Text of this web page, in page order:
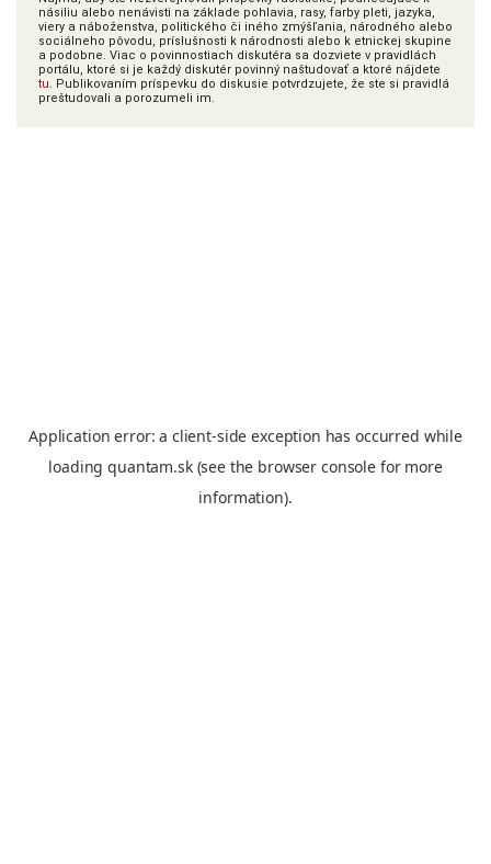
násiliu alebo nenávisti na základe pohlavia, rasy, farby pleti, jazyka,
viery a náboženstva, politického či iného zmýšľania, národného alebo
sociálneho pôvodu, príslušnosti k národnosti alebo k etnickej skupine
a podobne. Viac o povinnostiach diskutéra sa dozviete v pravidlách
portálu, ktoré si je každý diskutér povinný naštudovať a ktoré nájdete
tu. Publikovaním príspevku do diskusie potvrdzujete, že ste si pravidlá
preštudovali a porozumeli im.